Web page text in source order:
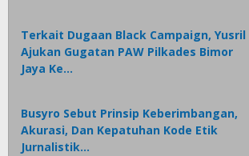
Terkait Dugaan Black Campaign, Yusril
Ajukan Gugatan PAW Pilkades Bimor
Jaya Ke…
Busyro Sebut Prinsip Keberimbangan,
Akurasi, Dan Kepatuhan Kode Etik
Jurnalistik…